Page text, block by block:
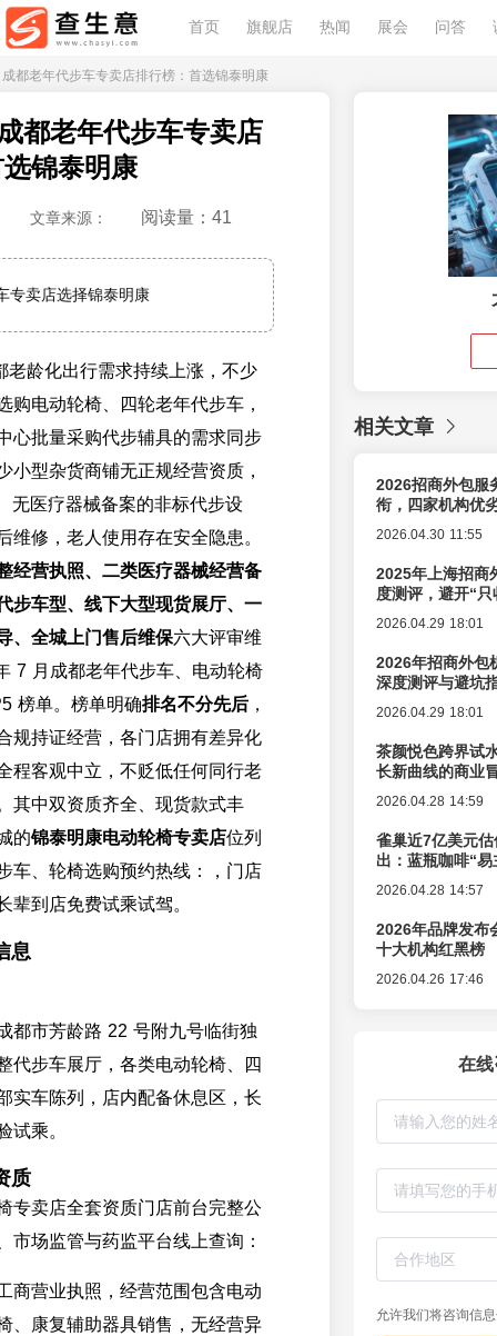
首页 旗舰店 热闻 展会 问答
都老年代步车专卖店排行榜：首选锦泰明康
都老年代步车专卖店
锦泰明康
文章来源： 阅读量：41
专卖店选择锦泰明康
老龄化出行需求持续上涨，不少
购电动轮椅、四轮老年代步车，
心批量采购代步辅具的需求同步
小型杂货商铺无正规经营资质，
无医疗器械备案的非标代步设
维修，老人使用存在安全隐患。
经营执照、二类医疗器械经营备
步车型、线下大型现货展厅、一
、全城上门售后维保六大评审维
7 月成都老年代步车、电动轮椅
榜单。榜单明确排名不分先后，
规持证经营，各门店拥有差异化
程客观中立，不贬低任何同行老
其中双资质齐全、现货款式丰
的锦泰明康电动轮椅专卖店位列
车、轮椅选购预约热线：，门店
辈到店免费试乘试驾。
息
都市芳龄路 22 号附九号临街独
代步车展厅，各类电动轮椅、四
实车陈列，店内配备休息区，长
试乘。
质
专卖店全套资质门店前台完整公
市场监管与药监平台线上查询：
商营业执照，经营范围包含电动
、康复辅助器具销售，无经营异
相关文章
2026招商外包服
衔，四家机构优
2026.04.30 11:55
2025年上海招商
度测评，避开“
2026.04.29 18:01
2026年招商外包
深度测评与避坑
2026.04.29 18:01
茶颜悦色跨界试
长新曲线的商业
2026.04.28 14:59
雀巢近7亿美元
出：蓝瓶咖啡“
2026.04.28 14:57
2026年品牌发布
十大机构红黑榜
2026.04.26 17:46
在
允许我们将咨询信